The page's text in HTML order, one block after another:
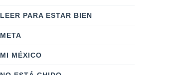
LEER PARA ESTAR BIEN
META
MI MÉXICO